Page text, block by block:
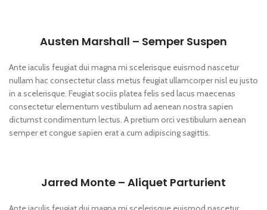
Austen Marshall – Semper Suspen
Ante iaculis feugiat dui magna mi scelerisque euismod nascetur
nullam hac consectetur class metus feugiat ullamcorper nisl eu justo
in a scelerisque. Feugiat sociis platea felis sed lacus maecenas
consectetur elementum vestibulum ad aenean nostra sapien
dictumst condimentum lectus. A pretium orci vestibulum aenean
semper et congue sapien erat a cum adipiscing sagittis.
Jarred Monte – Aliquet Parturient